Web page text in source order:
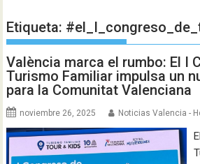
Etiqueta:
València marca el rumbo: El I
Turismo Familiar impulsa un
para la Comunitat Valenciana
noviembre 26, 2025 Noticias Valencia -